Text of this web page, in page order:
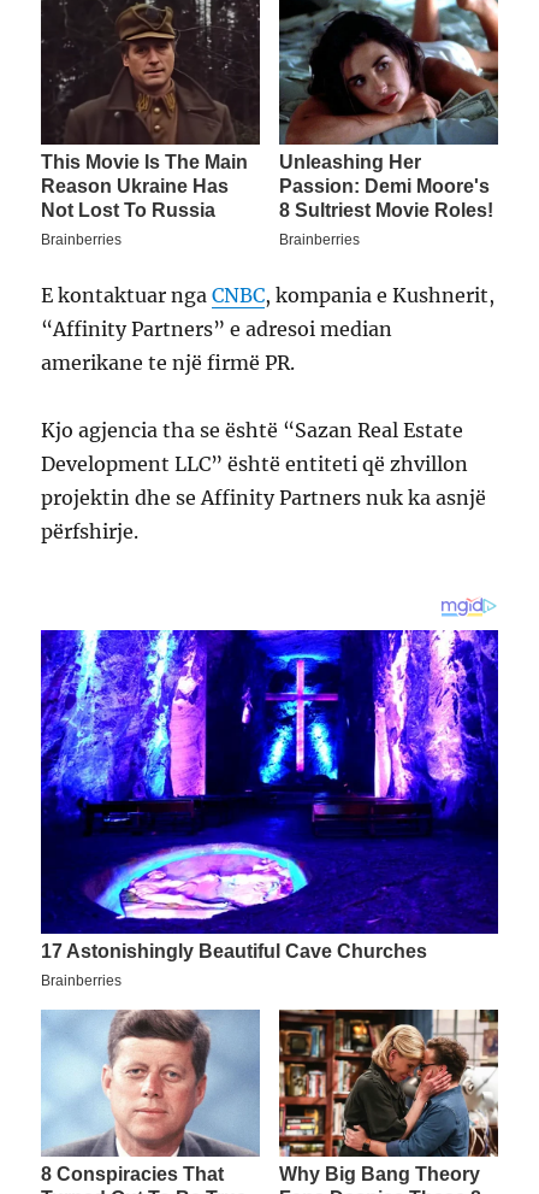
E kontaktuar ngaCNBC, kompania e Kushnerit,
“Affinity Partners” e adresoi median
amerikane te një firmë PR.
Kjo agjencia tha se është “Sazan Real Estate
Development LLC” është entiteti që zhvillon
projektin dhe se Affinity Partners nuk ka asnjë
përfshirje.